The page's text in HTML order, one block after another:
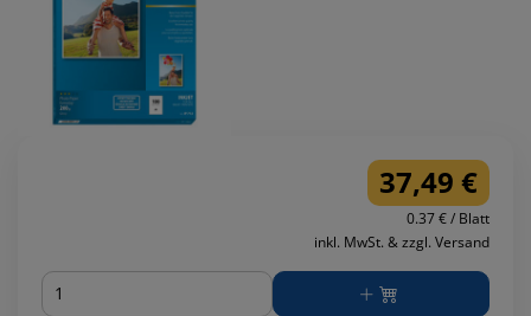
37,49 €
0.37 € / Blatt
inkl. MwSt. & zzgl. Versand
Menge